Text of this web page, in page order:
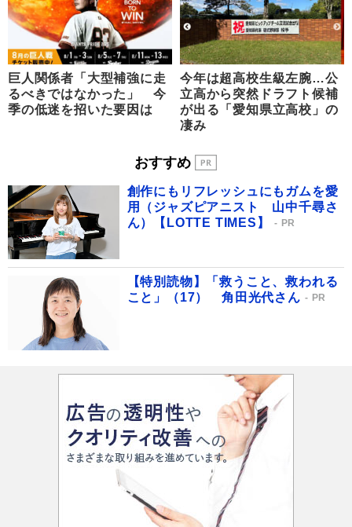
巨人関係者「大型補強に走
るべきではなかった」 今
季の低迷を招いた要因は
今年は超高校生級左腕…公
立高から突然ドラフト候補
が出る「愛知県立高校」の
凄み
おすすめ
創作にもリフレッシュにもガムを愛
用（ジャズピアニスト 山中千尋さ
ん）【LOTTE TIMES】
PR
【特別読物】「救うこと、救われる
こと」（17） 角田光代さん
PR